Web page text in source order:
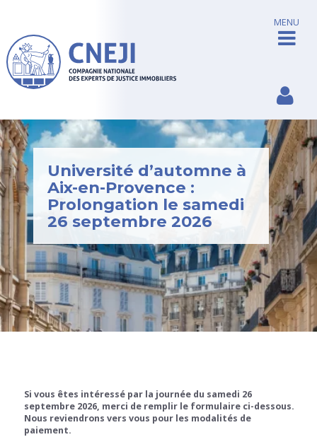
MENU
Université d’automne à
Aix-en-Provence :
Prolongation le samedi
26 septembre 2026
Si vous êtes intéressé par la journée du samedi 26
septembre 2026, merci de remplir le formulaire ci-dessous.
Nous reviendrons vers vous pour les modalités de
paiement.